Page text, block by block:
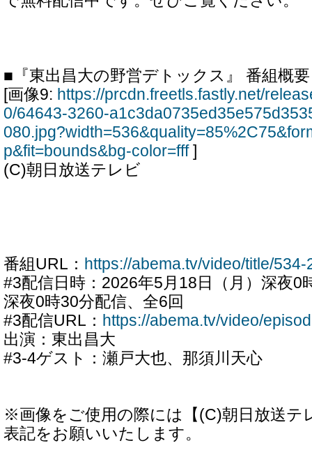
■『東出昌大の野営デトックス』 番組概要
[画像9: https://prcdn.freetls.fastly.net/
0/64643-3260-
p&fit=bounds&bg-color=fff]
(C)朝日放送テレビ
番組URL： https://abema.tv/video/title/534-
#3配信日時：2026年5月18日（月）深夜
深夜0時30分配信、全6回
#3配信URL： https://abema.tv/video/
出演：東出昌大
#3-4ゲスト：瀬戸大也、那須川天心
※画像をご使用の際には【(C)朝日放送テ
表記をお願いいたします。